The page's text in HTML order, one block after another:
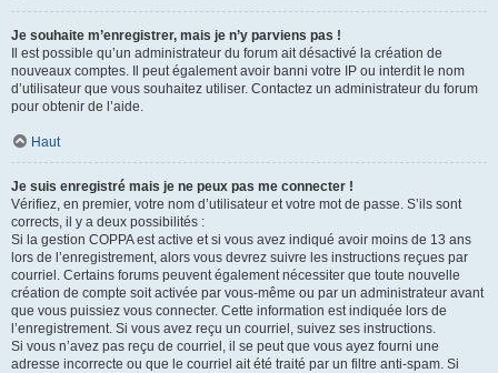
Je souhaite m’enregistrer, mais je n’y parviens pas !
Il est possible qu’un administrateur du forum ait désactivé la création de
nouveaux comptes. Il peut également avoir banni votre IP ou interdit le nom
d’utilisateur que vous souhaitez utiliser. Contactez un administrateur du forum
pour obtenir de l’aide.
Haut
Je suis enregistré mais je ne peux pas me connecter !
Vérifiez, en premier, votre nom d’utilisateur et votre mot de passe. S’ils sont
corrects, il y a deux possibilités :
Si la gestion COPPA est active et si vous avez indiqué avoir moins de 13 ans
lors de l’enregistrement, alors vous devrez suivre les instructions reçues par
courriel. Certains forums peuvent également nécessiter que toute nouvelle
création de compte soit activée par vous-même ou par un administrateur avant
que vous puissiez vous connecter. Cette information est indiquée lors de
l’enregistrement. Si vous avez reçu un courriel, suivez ses instructions.
Si vous n’avez pas reçu de courriel, il se peut que vous ayez fourni une
adresse incorrecte ou que le courriel ait été traité par un filtre anti-spam. Si